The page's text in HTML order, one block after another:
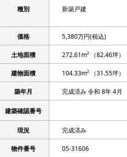
種別 新築戸建
価格 5,380万円(税込)
土地面積 272.61m² （82.46坪）
建物面積 104.33m² （31.55坪）
築年月 完成済み 令和 8年 4月
建築確認番号
現況 完成済み
物件番号 05-31606